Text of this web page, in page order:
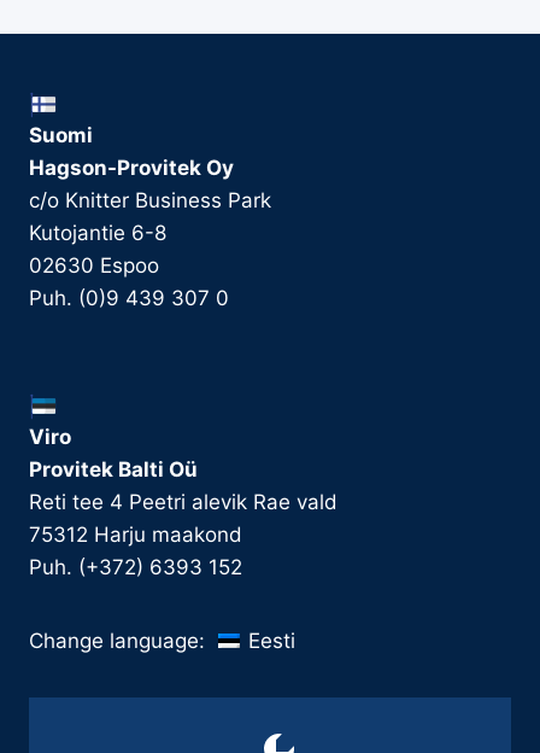
Suomi
Hagson-Provitek Oy
c/o Knitter Business Park
Kutojantie 6-8
02630 Espoo
Puh. (0)9 439 307 0
Viro
Provitek Balti Oü
Reti tee 4 Peetri alevik Rae vald
75312 Harju maakond
Puh. (+372) 6393 152
Change language: Eesti